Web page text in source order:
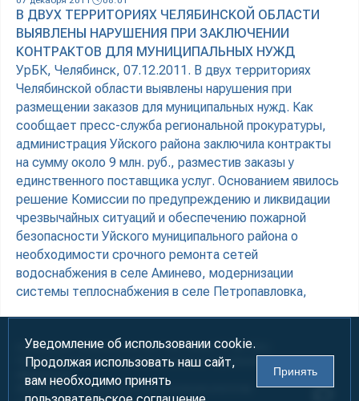
В ДВУХ ТЕРРИТОРИЯХ ЧЕЛЯБИНСКОЙ ОБЛАСТИ
ВЫЯВЛЕНЫ НАРУШЕНИЯ ПРИ ЗАКЛЮЧЕНИИ
КОНТРАКТОВ ДЛЯ МУНИЦИПАЛЬНЫХ НУЖД
УрБК, Челябинск, 07.12.2011. В двух территориях
Челябинской области выявлены нарушения при
размещении заказов для муниципальных нужд. Как
сообщает пресс-служба региональной прокуратуры,
администрация Уйского района заключила контракты
на сумму около 9 млн. руб., разместив заказы у
единственного поставщика услуг. Основанием явилось
решение Комиссии по предупреждению и ликвидации
чрезвычайных ситуаций и обеспечению пожарной
безопасности Уйского муниципального района о
необходимости срочного ремонта сетей
водоснабжения в селе Аминево, модернизации
системы теплоснабжения в селе Петропавловка,
Информация предназначена для лиц старше 18 лет (18+)
При использовании материалов ссылка на «УралБизнесКонсалтинг»
2000-2026 Информационно-аналитическое агентство
Уведомление об использовании cookie.
Продолжая использовать наш сайт,
вам необходимо принять
Принять